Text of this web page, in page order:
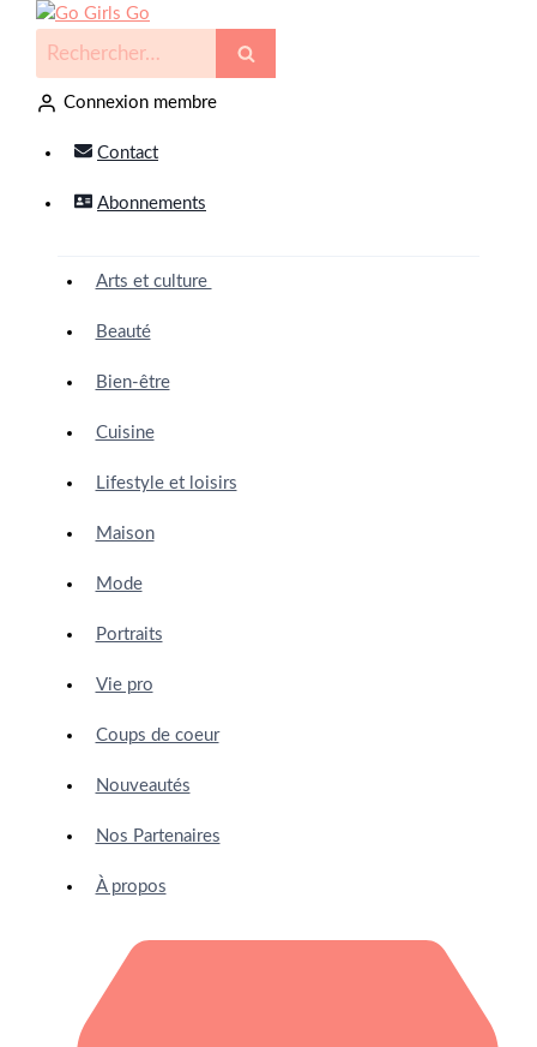
Connexion membre
Contact
Abonnements
Arts et culture
Beauté
Bien-être
Cuisine
Lifestyle et loisirs
Maison
Mode
Portraits
Vie pro
Coups de coeur
Nouveautés
Nos Partenaires
À propos